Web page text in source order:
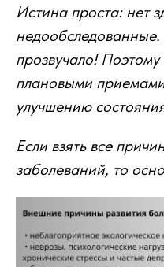
Истина проста: нет
прозвучало!
плановыми
улучшению
Если взять все
заболеваний, то